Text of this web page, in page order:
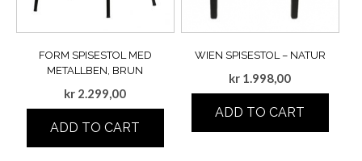
FORM SPISESTOL MED
METALLBEN, BRUN
kr 2.299,00
ADD TO CART
WIEN SPISESTOL – NATUR
kr 1.998,00
ADD TO CART